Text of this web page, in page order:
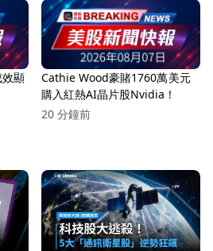
顯
Cathie Wood豪賭1760萬美元
購入紅熱AI晶片股Nvidia！
20 分鐘前